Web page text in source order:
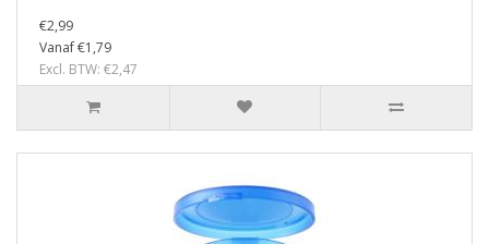
€2,99
Vanaf €1,79
Excl. BTW: €2,47